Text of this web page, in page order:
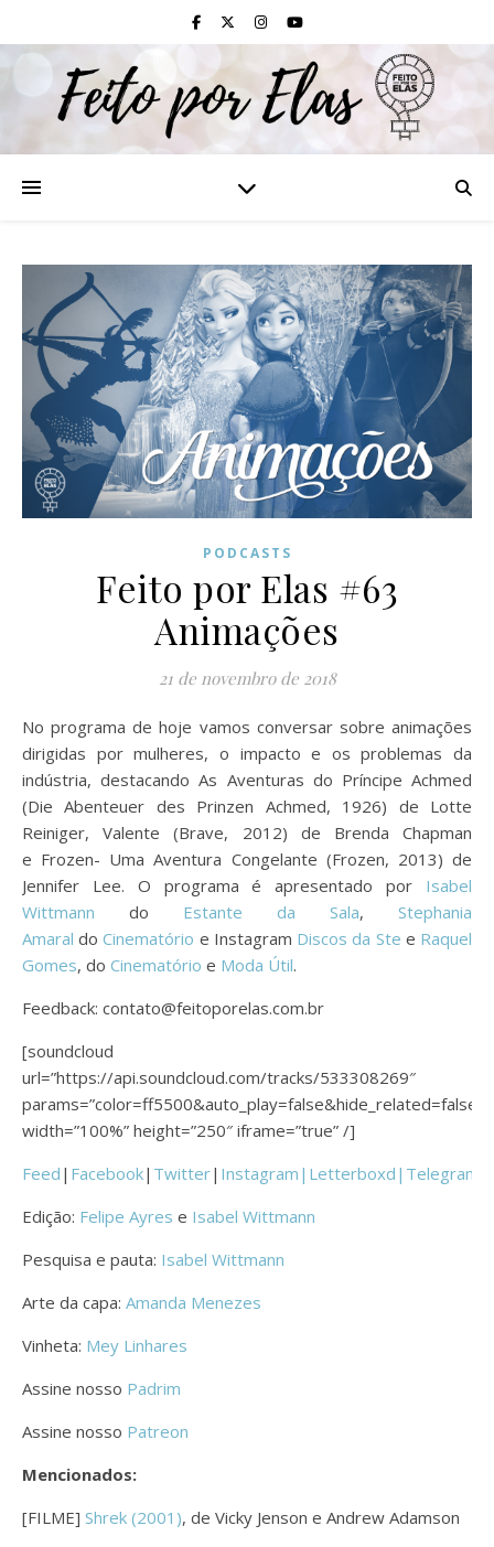
PODCASTS
Feito por Elas #63
Animações
21 de novembro de 2018
No programa de hoje vamos conversar sobre animações
dirigidas por mulheres, o impacto e os problemas da
indústria, destacando As Aventuras do Príncipe Achmed
(Die Abenteuer des Prinzen Achmed, 1926) de Lotte
Reiniger, Valente (Brave, 2012) de Brenda Chapman
e Frozen- Uma Aventura Congelante (Frozen, 2013) de
Jennifer Lee. O programa é apresentado por Isabel
Wittmann do Estante da Sala, Stephania
AmaraldoCinematório e Instagram Discos da Ste e Raquel
Gomes, do Cinematório e Moda Útil.
Feedback: contato@feitoporelas.com.br
[soundcloud
url=”https://api.soundcloud.com/tracks/533308269″
width=”100%” height=”250″ iframe=”true” /]
Feed | Facebook| Twitter| Instagram| Letterboxd | Telegram
Edição: Felipe Ayres e Isabel Wittmann
Pesquisa e pauta: Isabel Wittmann
Arte da capa: Amanda Menezes
Vinheta: Mey Linhares
Assine nosso Padrim
Assine nosso Patreon
Mencionados:
[FILME] Shrek (2001), de Vicky Jenson e Andrew Adamson